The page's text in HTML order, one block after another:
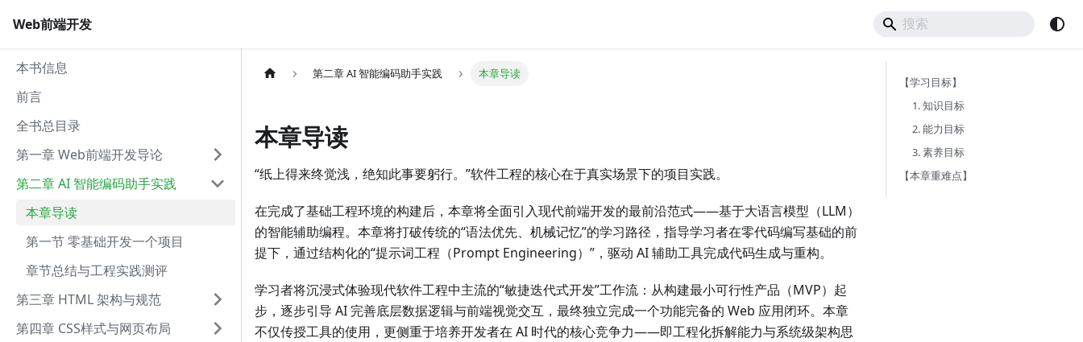
Web前端开发
本书信息
前言
全书总目录
第一章 Web前端开发导论
第二章 AI 智能编码助手实践
本章导读
第一节 零基础开发一个项目
章节总结与工程实践测评
第三章 HTML 架构与规范
第四章 CSS样式与网页布局
第二章 AI 智能编码助手实践 本章导读
本章导读
“纸上得来终觉浅，绝知此事要躬行。”软件工程的核心在于真实场景下的项目实践。
在完成了基础工程环境的构建后，本章将全面引入现代前端开发的最前沿范式——基于大语言模型（LLM）
的智能辅助编程。本章将打破传统的“语法优先、机械记忆”的学习路径，指导学习者在零代码编写基础的前
提下，通过结构化的“提示词工程（Prompt Engineering）”，驱动 AI 辅助工具完成代码生成与重构。
学习者将沉浸式体验现代软件工程中主流的“敏捷迭代式开发”工作流：从构建最小可行性产品（MVP）起
步，逐步引导 AI 完善底层数据逻辑与前端视觉交互，最终独立完成一个功能完备的 Web 应用闭环。本章
不仅传授工具的使用，更侧重于培养开发者在 AI 时代的核心竞争力——即工程化拆解能力与系统级架构思
【学习目标】
1. 知识目标
2. 能力目标
3. 素养目标
【本章重难点】